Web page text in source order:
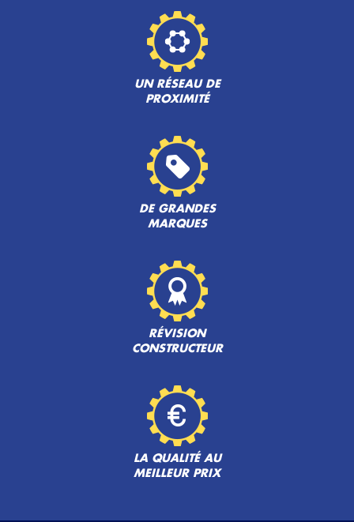
UN RÉSEAU DE
PROXIMITÉ
DE GRANDES
MARQUES
RÉVISION
CONSTRUCTEUR
LA QUALITÉ AU
MEILLEUR PRIX